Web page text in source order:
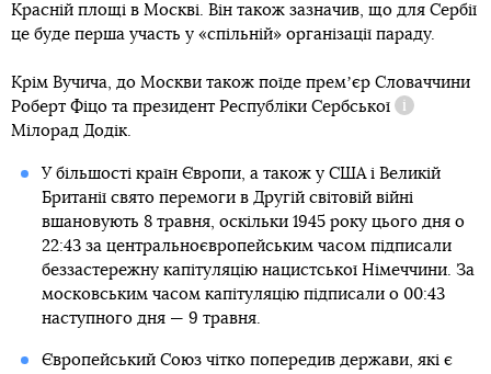
Красній площі в Москві. Він також зазначив, що для Сербії
це буде перша участь у «спільній» організації параду.
Крім Вучича, до Москви також поїде премʼєр Словаччини
Роберт Фіцо та президент Республіки Сербської
Довідка
Мілорад Додік.
У більшості країн Європи, а також у США і Великій
Британії свято перемоги в Другій світовій війні
вшановують 8 травня, оскільки 1945 року цього дня о
22:43 за центральноєвропейським часом підписали
беззастережну капітуляцію нацистської Німеччини. За
московським часом капітуляцію підписали о 00:43
наступного дня — 9 травня.
Європейський Союз чітко попередив держави, які є